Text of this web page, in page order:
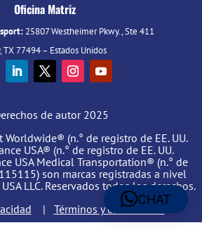
Oficina Matriz
25807 Westheimer Pkwy., Ste 411
TX 77494 – Estados Unidos
de autor 2025
(n.° de registro de EE. UU.
USA® (n.° de registro de EE. UU.
USA Medical Transportation® (n.° de
son marcas registradas a nivel
LLC. Reservados todos los derechos.
| Términos y condiciones
CHAT